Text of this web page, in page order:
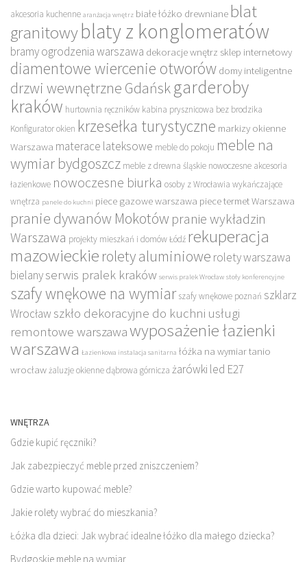
akcesoria kuchenne aranżacja wnętrz białe łóżko drewniane blat
granitowyblaty z konglomeratów
bramy ogrodzenia warszawa dekoracje wnętrz sklep internetowy
diamentowe wiercenie otworów domy inteligentne
drzwi wewnętrzne Gdańskgarderoby
kraków hurtownia ręczników kabina prysznicowa bez brodzika
Konfigurator okien krzesełka turystyczne markizy okienne
Warszawa materace lateksowe meble do pokoju meble na
wymiar bydgoszcz meble z drewna śląskie nowoczesne akcesoria
łazienkowe nowoczesne biurka osoby z Wrocławia wykańczające
wnętrza panele do kuchni piece gazowe warszawa piece termet Warszawa
pranie dywanów Mokotów pranie wykładzin
Warszawa projekty mieszkań i domów Łódź rekuperacja
mazowieckie rolety aluminiowe rolety warszawa
bielanyserwis pralek kraków serwis pralek Wrocław stoły konferencyjne
szafy wnękowe na wymiar szafy wnękowe poznań szklarz
Wrocław szkło dekoracyjne do kuchni usługi
remontowe warszawawyposażenie łazienki
warszawa Łazienkowa instalacja sanitarna łóżka na wymiar tanio
wrocławżaluzje okienne dąbrowa górnicza żarówki led E27
WNĘTRZA
Gdzie kupić ręczniki?
Jak zabezpieczyć meble przed zniszczeniem?
Gdzie warto kupować meble?
Jakie rolety wybrać do mieszkania?
Łóżka dla dzieci: Jak wybrać idealne łóżko dla małego dziecka?
Bydgoskie meble na wymiar